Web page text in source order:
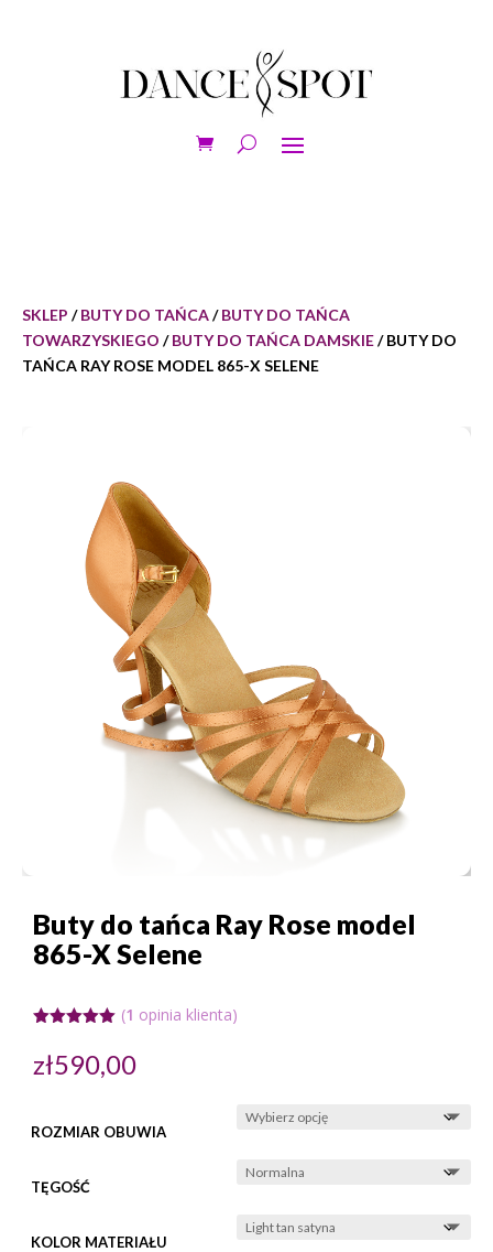
SKLEP /BUTY DO TAŃCA/BUTY DO TAŃCA
TOWARZYSKIEGO /BUTY DO TAŃCA DAMSKIE/ BUTY DO
TAŃCA RAY ROSE MODEL 865-X SELENE
Buty do tańca Ray Rose model
865-X Selene
5.00na 5
na
(1 opinia klienta)
zł590,00
ROZMIAR OBUWIA
TĘGOŚĆ
KOLOR MATERIAŁU